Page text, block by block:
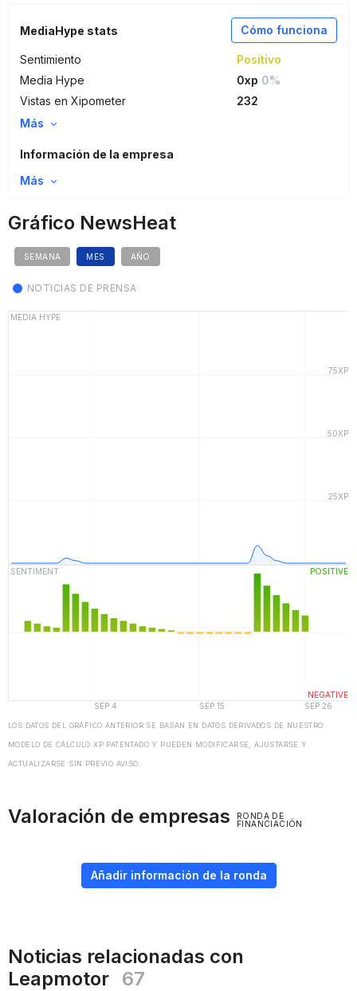
Cómo funciona
MediaHype stats
Sentimiento
Positivo
Media Hype
0xp 0%
Vistas en Xipometer
232
Más
Información de la empresa
Más
Gráfico NewsHeat
SEMANA MES AÑO
NOTICIAS DE PRENSA
LOS DATOS DEL GRÁFICO ANTERIOR SE BASAN EN DATOS DERIVADOS DE NUESTRO
MODELO DE CÁLCULO XP PATENTADO Y PUEDEN MODIFICARSE, AJUSTARSE Y
ACTUALIZARSE SIN PREVIO AVISO.
Valoración de empresas
RONDA DE
FINANCIACIÓN
Añadir información de la ronda
Noticias relacionadas con
Leapmotor 67